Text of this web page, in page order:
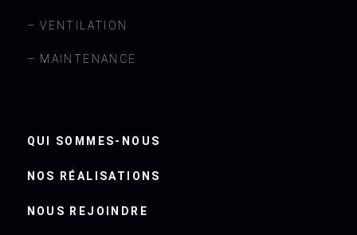
– VENTILATION
– MAINTENANCE
QUI SOMMES-NOUS
NOS RÉALISATIONS
NOUS REJOINDRE